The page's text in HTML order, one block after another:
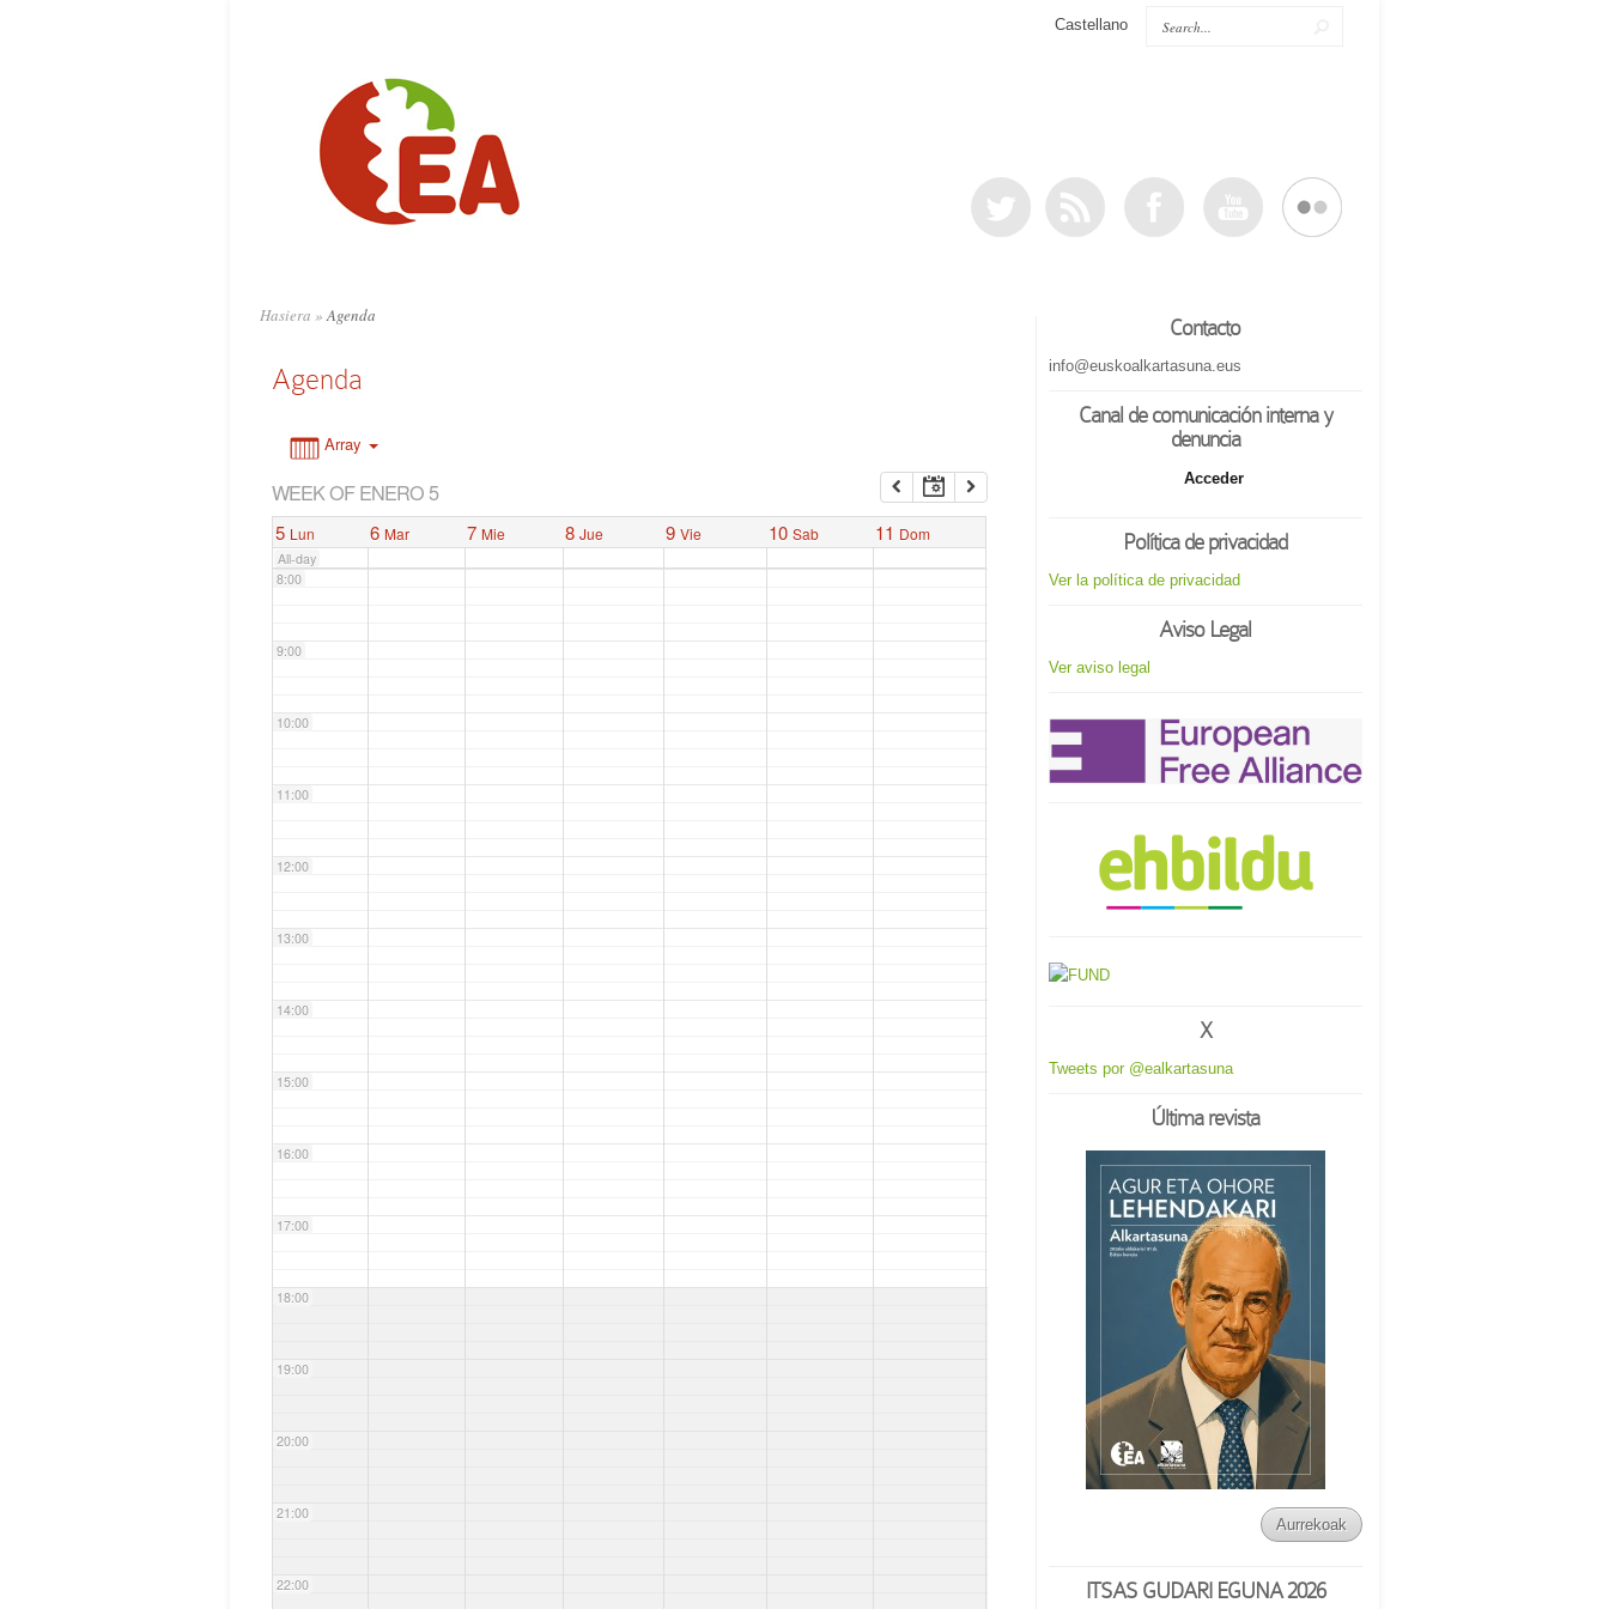
Castellano
Hasiera »Agenda
Agenda
Array
WEEK OF ENERO 5
5 Lun 6 Mar 7 Mie 8 Jue 9 Vie 10 Sab 11 Dom
All-day
6:00
8:00
9:00
10:00
11:00
12:00
13:00
14:00
15:00
16:00
17:00
18:00
19:00
20:00
21:00
22:00
Contacto
info@euskoalkartasuna.eus
Canal de comunicación interna y
denuncia
Acceder
Política de privacidad
Ver la política de privacidad
Aviso Legal
Ver aviso legal
X
Tweets por @ealkartasuna
Última revista
Aurrekoak
ITSAS GUDARI EGUNA 2026